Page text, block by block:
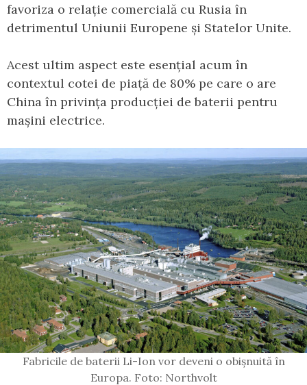
favoriza o relație comercială cu Rusia în
detrimentul Uniunii Europene și Statelor Unite.
Acest ultim aspect este esențial acum în
contextul cotei de piață de 80% pe care o are
China în privința producției de baterii pentru
mașini electrice.
Fabricile de baterii Li-Ion vor deveni o obișnuită în
Europa. Foto: Northvolt